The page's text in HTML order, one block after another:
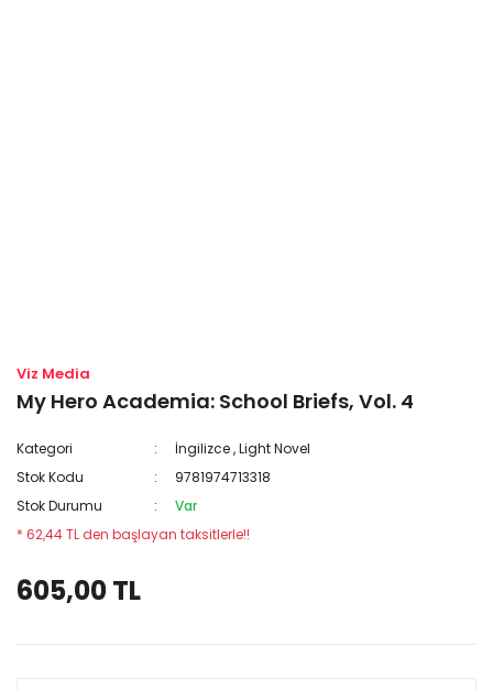
Viz Media
My Hero Academia: School Briefs, Vol. 4
Kategori İngilizce,Light Novel
Stok Kodu
9781974713318
Stok Durumu
Var
* 62,44 TL den başlayan taksitlerle!!
605,00 TL